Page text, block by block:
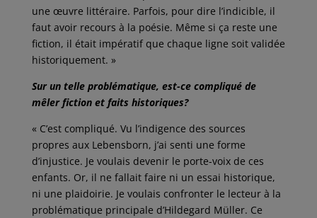
une œuvre littéraire. Parfois, pour dire l’indicible, il
faut avoir recours à la poésie. Même si ça reste une
fiction, il était impératif que chaque ligne soit validée
historiquement. »
Sur un telle problématique, est-ce compliqué de
mêler fiction et faits historiques?
« C’est compliqué. Vu l’indigence des sources
propres aux Lebensborn, j’ai senti une forme
d’injustice. Je voulais devenir le porte-voix de ces
enfants. Or, il ne fallait faire ni un essai historique,
ni une plaidoirie. Je voulais confronter le lecteur à la
problématique principale d’Hildegard Müller. Ce